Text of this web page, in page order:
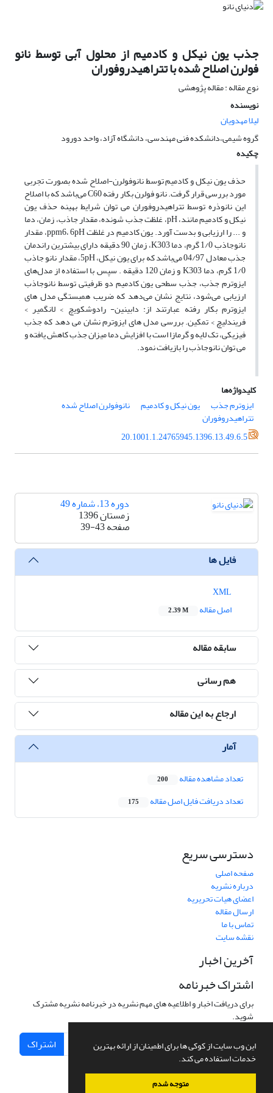
این وب سایت از کوکی ها برای اطمینان از ارائه بهترین
خدمات استفاده می کند.
متوجه شدم
جذب یون نیکل و کادمیم از محلول آبی توسط نانو
فولرن اصلاح شده با تتراهیدروفوران
نوع مقاله : مقاله پژوهشی
نویسنده
لیلا مهدویان
گروه شیمی،دانشکده فنی مهندسی، دانشگاه آزاد، واحد دورود
چکیده
حذف یون نیکل و کادمیم توسط نانوفولرن-اصلاح شده بصورت تجربی
مورد بررسی قرار گرفت. نانو فولرن بکار رفته C60 می‌باشد که با اصلاح
این نانوذره توسط تتراهیدروفوران می توان شرایط بهینه حذف یون
نیکل و کادمیم مانند، pH، غلظت جذب شونده، مقدار جاذب، زمان، دما
و ... را ارزیابی و بدست آورد. یون کادمیم در غلظت ppm6، 6pH، مقدار
نانوجاذب 1/0 گرم، دما K303، زمان 90 دقیقه دارای بیشترین راندمان
جذب معادل 04/97 می‌باشد که برای یون نیکل،‌ 5pH، مقدار نانو جاذب
1/0 گرم، دما K303 و زمان 120 دقیقه . سپس با استفاده از مدل‌های
ایزوترم جذب، جذب سطحی یون کادمیم دو ظرفیتی توسط نانوجاذب
ارزیابی می‌شود، نتایج نشان می‌دهد که ضریب همبستگی مدل های
ایزوترم بکار رفته عبارتند از: دابینین- رادوشکویچ › لانگمیر ›
فریندلیچ › تمکین. بررسی مدل های ایزوترم نشان می دهد که جذب
فیزیکی، تک لایه و گرمازا است با افزایش دما میزان جذب کاهش یافته و
می توان نانوجاذب را بازیافت نمود.
کلیدواژه‌ها
ایزوترم جذب
یون نیکل و کادمیم نانوفولرن اصلاح شده
تتراهیدروفوران
20.1001.1.24765945.1396.13.49.6.5
دوره 13، شماره 49
زمستان 1396
صفحه39-43
فایل ها
اصل مقاله
2.39 M
سابقه مقاله
هم رسانی
ارجاع به این مقاله
آمار
تعداد مشاهده مقاله 200
تعداد دریافت فایل اصل مقاله 175
دسترسی سریع
صفحه اصلی
درباره نشریه
اعضای هیات تحریریه
ارسال مقاله
تماس با ما
نقشه سایت
آخرین اخبار
اشتراک خبرنامه
برای دریافت اخبار و اطلاعیه های مهم نشریه در خبرنامه نشریه مشترک
شوید.
اشتراک